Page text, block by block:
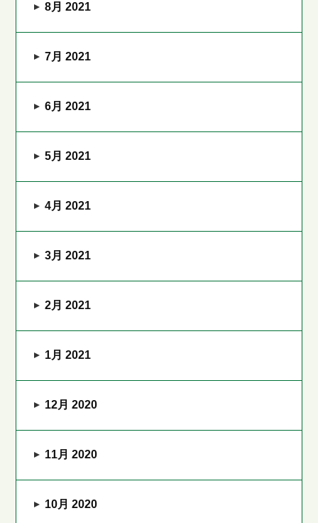
8月 2021
7月 2021
6月 2021
5月 2021
4月 2021
3月 2021
2月 2021
1月 2021
12月 2020
11月 2020
10月 2020